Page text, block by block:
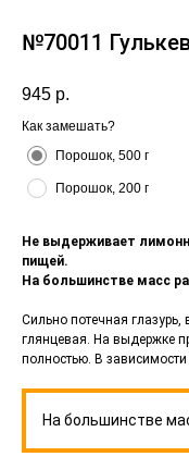
№70011
945 р.
Как замешать?
Порошок, 500 г
Порошок, 200 г
Не выдерживает
пищей.
На большинстве масс
Сильно потечная глазурь,
глянцевая. На выдержке
полностью. В зависимости
На большинстве